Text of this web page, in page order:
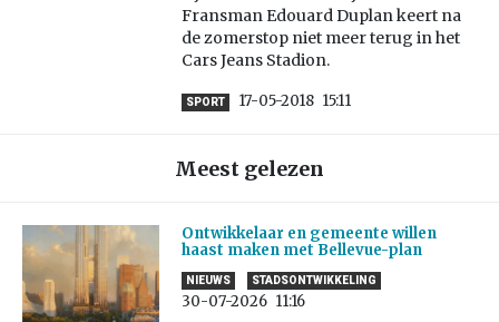
Fransman Edouard Duplan keert na
de zomerstop niet meer terug in het
Cars Jeans Stadion.
SPORT 17-05-2018 15:11
Meest gelezen
Ontwikkelaar en gemeente willen
haast maken met Bellevue-plan
NIEUWS STADSONTWIKKELING
30-07-2026 11:16